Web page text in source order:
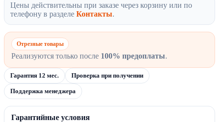
Цены действительны при заказе через корзину или по
телефону в разделе Контакты.
Отрезные товары
Реализуются только после 100% предоплаты.
Гарантия 12 мес. Проверка при получении
Поддержка менеджера
Гарантийные условия